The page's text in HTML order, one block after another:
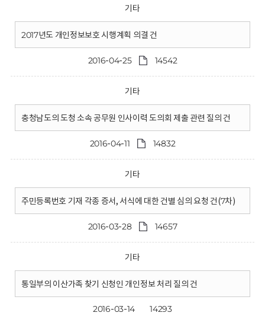
기타
2017년도 개인정보보호 시행계획 의결 건
2016-04-25 14542
기타
충청남도의 도청 소속 공무원 인사이력 도의회 제출 관련 질의 건
2016-04-11 14832
기타
주민등록번호 기재 각종 증서, 서식에 대한 건별 심의 요청 건(7차)
2016-03-28 14657
기타
통일부의 이산가족 찾기 신청인 개인정보 처리 질의 건
2016-03-14 14293